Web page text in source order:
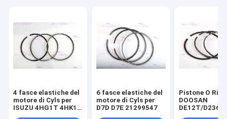
4 fasce elastiche del
motore di Cyls per
ISUZU 4HG1T 4HK1T
6 fasce elastiche del
motore di Cyls per
D7D D7E 21299547
Pistone O
DOOSAN
DE12T/D2366